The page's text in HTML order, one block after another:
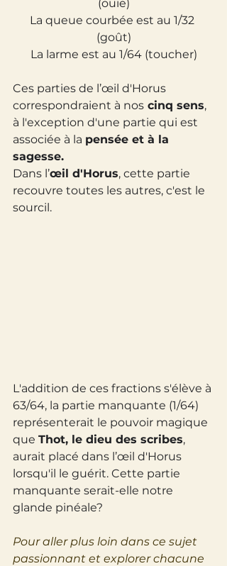
(ouïe)
La queue courbée est au 1/32
(goût)
La larme est au 1/64 (toucher)
Ces parties de l’œil d'Horus
correspondraient à nos cinq sens,
à l'exception d'une partie qui est
associée à la pensée et à la
sagesse.
Dans l’œil d'Horus, cette partie
recouvre toutes les autres, c'est le
sourcil.
L'addition de ces fractions s'élève à
63/64, la partie manquante (1/64)
représenterait le pouvoir magique
que Thot, le dieu des scribes,
aurait placé dans l’œil d'Horus
lorsqu'il le guérit. Cette partie
manquante serait-elle notre
glande pinéale?
Pour aller plus loin dans ce sujet
passionnant et explorer chacune